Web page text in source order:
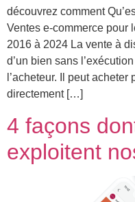
découvrez comment
Ventes e-commerce pour
2016 à 2024 La vente à
d’un bien sans
l’acheteur. Il peut
directement […]
4 façons
exploitent